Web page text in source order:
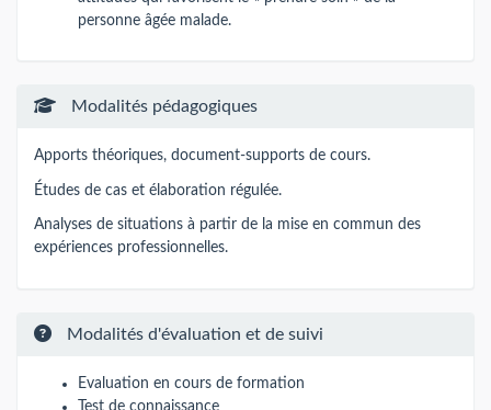
personne âgée malade.
Modalités pédagogiques
Apports théoriques, document-supports de cours.
Études de cas et élaboration régulée.
Analyses de situations à partir de la mise en commun des
expériences professionnelles.
Modalités d'évaluation et de suivi
Evaluation en cours de formation
Test de connaissance